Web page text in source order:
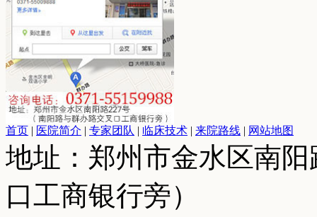
首页 | 医院简介 | 专家团队 | 临床技术 | 来院路线 | 网站地图
地址：郑州市金水区南
口工商银行旁）